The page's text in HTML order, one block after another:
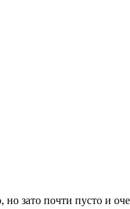
зато почти пусто и